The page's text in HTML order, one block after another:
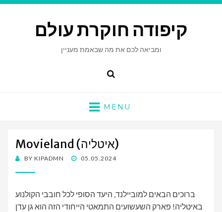
קיפודה חוקרת עולם
ומביאה לכם את מה שבאמת מעניין
Search
MENU
Movieland (איטליה)
BY KIPADMN
POSTED
05.05.2024
ברוכים הבאים למוביילנד, היעד הסופי לכל חובבי הקולנוע
באיטליה! פארק השעשועים התמאטי הייחודי הזה הוא גן עדן